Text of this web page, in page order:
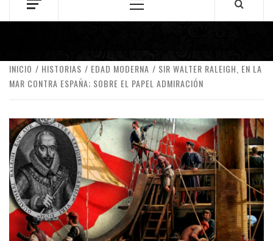
Menú
INICIO HISTORIAS EDAD MODERNA
SIR WALTER RALEIGH, EN LA
MAR CONTRA ESPAÑA; SOBRE EL PAPEL ADMIRACIÓN